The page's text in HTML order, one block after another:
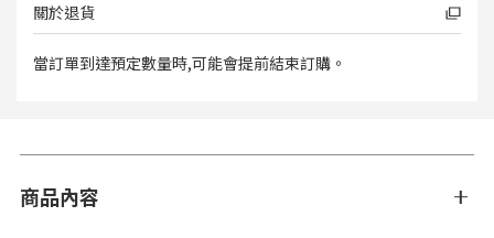
關於退貨
當訂單到達預定數量時,可能會提前結束訂購。
商品內容